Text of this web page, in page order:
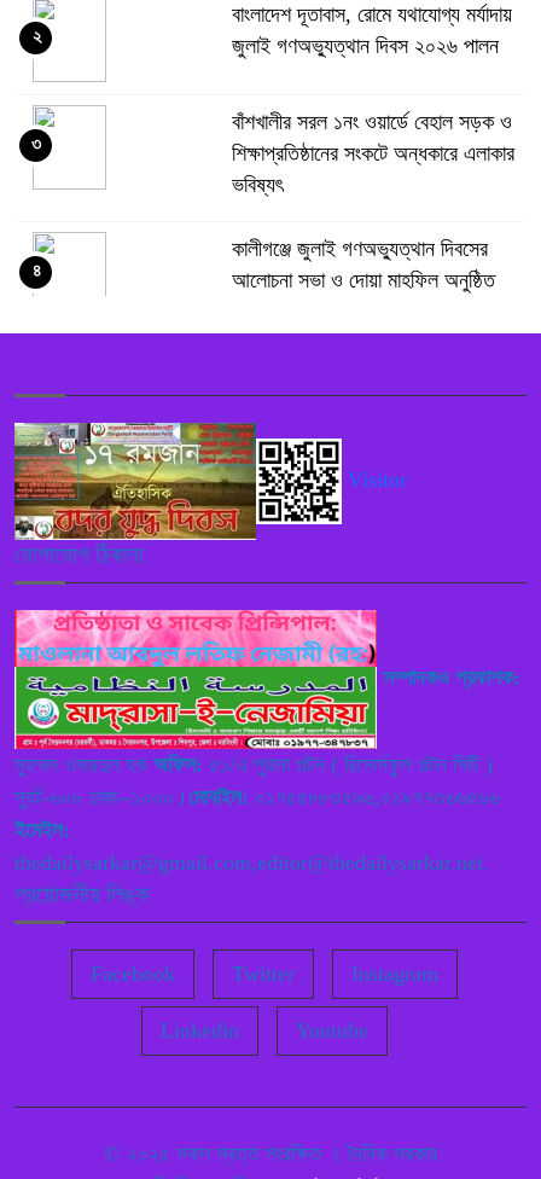
বাংলাদেশ দূতাবাস, রোমে যথাযোগ্য মর্যাদায়
জুলাই গণঅভ্যুত্থান দিবস ২০২৬ পালন
২
বাঁশখালীর সরল ১নং ওয়ার্ডে বেহাল সড়ক ও
শিক্ষাপ্রতিষ্ঠানের সংকটে অন্ধকারে এলাকার
ভবিষ্যৎ
৩
কালীগঞ্জে জুলাই গণঅভ্যুত্থান দিবসের
আলোচনা সভা ও দোয়া মাহফিল অনুষ্ঠিত
৪
পুলিশ কোনো বিশেষ দলের বা গোষ্ঠীর
লাঠিয়াল বাহিনী হিসেবে কাজ করবে নাঃ
স্বরাষ্ট্রমন্ত্রী
৬
নরসিংদী শিবপুরে ইসলামী ব্যাংকের নতুন
এজেন্ট শাখা নিয়ে বিতর্ক, নিয়ম লঙ্ঘনের
অভিযোগ
৭
বাংলাদেশের সরকার বা এদেশ পরিচালনা
রাজতন্ত্র না গণতান্ত্রিক পদ্ধতিতে বিগত
দিনে হয়েছে ,বতমানে কি পদ্ধতিতে হচ্ছে,
ভবিষ্যতে রাজতন্ত্র না গণতান্ত্রিক হবে তা নিধারণ করে বাংলাদেশের উন্নয়ন
ঘটাতে হবে ——— বাংলাদেশ নেজামে ইসলাম পাটি
৮
৯
প্রসঙ্গ – দলিল লেখকদের অধিকার
——— মোশারফ হোসেন
Visitor
যোগাযোগ ঠিকানা
সম্পাদকও প্রকাশক:
মুহম্মদ ওবায়দুল হক অফিস: ৫১/এ পুরানা পল্টন ( রিসোর্সফুল পল্টন সিটি )
স্যুট-৬০৮ ঢাকা--১০০০। মোবাইল: ০১৭৫৫৮৮৩৫৯৬,০১৯৭৭৩৬৬৫৬৬
ইমেইল:
thedailysarkar@gmail.com,editor@thedailysarkar.net.
প্রয়োজনীয় লিঙ্ক
Facebook Twitter Instagram
Linkedin Youtube
© ২০২৫ সকল স্বত্ত সংরক্ষিত । দৈনিক সরকার